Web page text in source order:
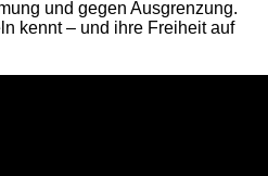
und gegen Ausgrenzung.
kennt – und ihre Freiheit auf